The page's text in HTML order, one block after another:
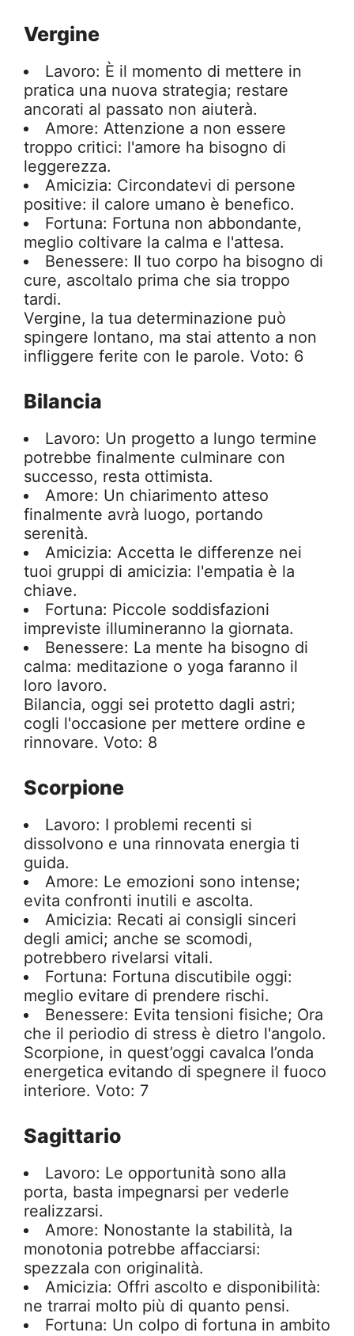
Vergine
Lavoro: È il momento di mettere in
pratica una nuova strategia; restare
ancorati al passato non aiuterà.
Amore: Attenzione a non essere
troppo critici: l'amore ha bisogno di
leggerezza.
Amicizia: Circondatevi di persone
positive: il calore umano è benefico.
Fortuna: Fortuna non abbondante,
meglio coltivare la calma e l'attesa.
Benessere: Il tuo corpo ha bisogno di
cure, ascoltalo prima che sia troppo
tardi.
Vergine, la tua determinazione può
spingere lontano, ma stai attento a non
infliggere ferite con le parole. Voto: 6
Bilancia
Lavoro: Un progetto a lungo termine
potrebbe finalmente culminare con
successo, resta ottimista.
Amore: Un chiarimento atteso
finalmente avrà luogo, portando
serenità.
Amicizia: Accetta le differenze nei
tuoi gruppi di amicizia: l'empatia è la
chiave.
Fortuna: Piccole soddisfazioni
impreviste illumineranno la giornata.
Benessere: La mente ha bisogno di
calma: meditazione o yoga faranno il
loro lavoro.
Bilancia, oggi sei protetto dagli astri;
cogli l'occasione per mettere ordine e
rinnovare. Voto: 8
Scorpione
Lavoro: I problemi recenti si
dissolvono e una rinnovata energia ti
guida.
Amore: Le emozioni sono intense;
evita confronti inutili e ascolta.
Amicizia: Recati ai consigli sinceri
degli amici; anche se scomodi,
potrebbero rivelarsi vitali.
Fortuna: Fortuna discutibile oggi:
meglio evitare di prendere rischi.
Benessere: Evita tensioni fisiche; Ora
che il periodio di stress è dietro l'angolo.
Scorpione, in quest’oggi cavalca l’onda
energetica evitando di spegnere il fuoco
interiore. Voto: 7
Sagittario
Lavoro: Le opportunità sono alla
porta, basta impegnarsi per vederle
realizzarsi.
Amore: Nonostante la stabilità, la
monotonia potrebbe affacciarsi:
spezzala con originalità.
Amicizia: Offri ascolto e disponibilità:
ne trarrai molto più di quanto pensi.
Fortuna: Un colpo di fortuna in ambito